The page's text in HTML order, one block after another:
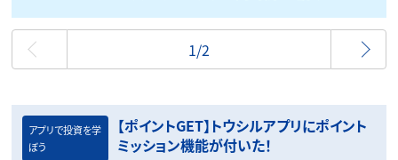
最初
1/2
アプリで投資を学
ぼう
【ポイントGET】トウシルアプリにポイント
ミッション機能が付いた！